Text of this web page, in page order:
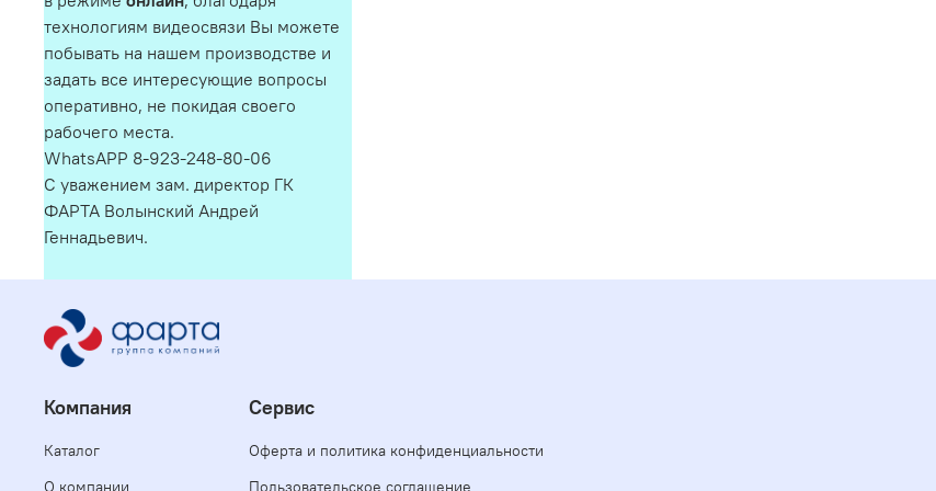
технологиям видеосвязи Вы можете
побывать на нашем производстве и
задать все интересующие вопросы
оперативно, не покидая своего
рабочего места.
WhatsAPP 8-923-248-80-06
С уважением зам. директор ГК
ФАРТА Волынский Андрей
Геннадьевич.
Компания
Каталог
О компании
Сервис
Оферта и политика конфиденциальности
Пользовательское соглашение